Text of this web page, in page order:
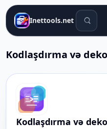
Inettools.net Axtarış
Kodlaşdırma və
Kodlaşdırma və